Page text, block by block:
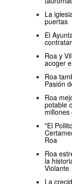
La
puertas
El
Roa y
acoger
Roa
Pasión
Roa
potable
millones
"El
Roa
Roa
la
Violante
La